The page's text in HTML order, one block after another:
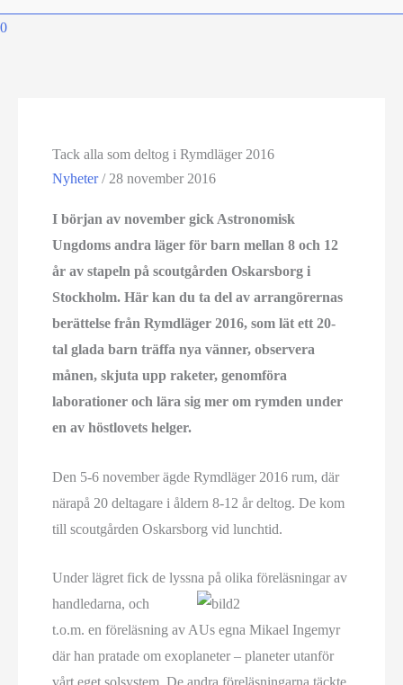
0
Tack alla som deltog i Rymdläger 2016
Nyheter/ 28 november 2016
I början av november gick Astronomisk
Ungdoms andra läger för barn mellan 8 och 12
år av stapeln på scoutgården Oskarsborg i
Stockholm. Här kan du ta del av arrangörernas
berättelse från Rymdläger 2016, som lät ett 20-
tal glada barn träffa nya vänner, observera
månen, skjuta upp raketer, genomföra
laborationer och lära sig mer om rymden under
en av höstlovets helger.
Den 5-6 november ägde Rymdläger 2016 rum, där
närapå 20 deltagare i åldern 8-12 år deltog. De kom
till scoutgården Oskarsborg vid lunchtid.
Under lägret fick de lyssna på olika föreläsningar av
handledarna, och
t.o.m. en föreläsning av AUs egna Mikael Ingemyr
där han pratade om exoplaneter – planeter utanför